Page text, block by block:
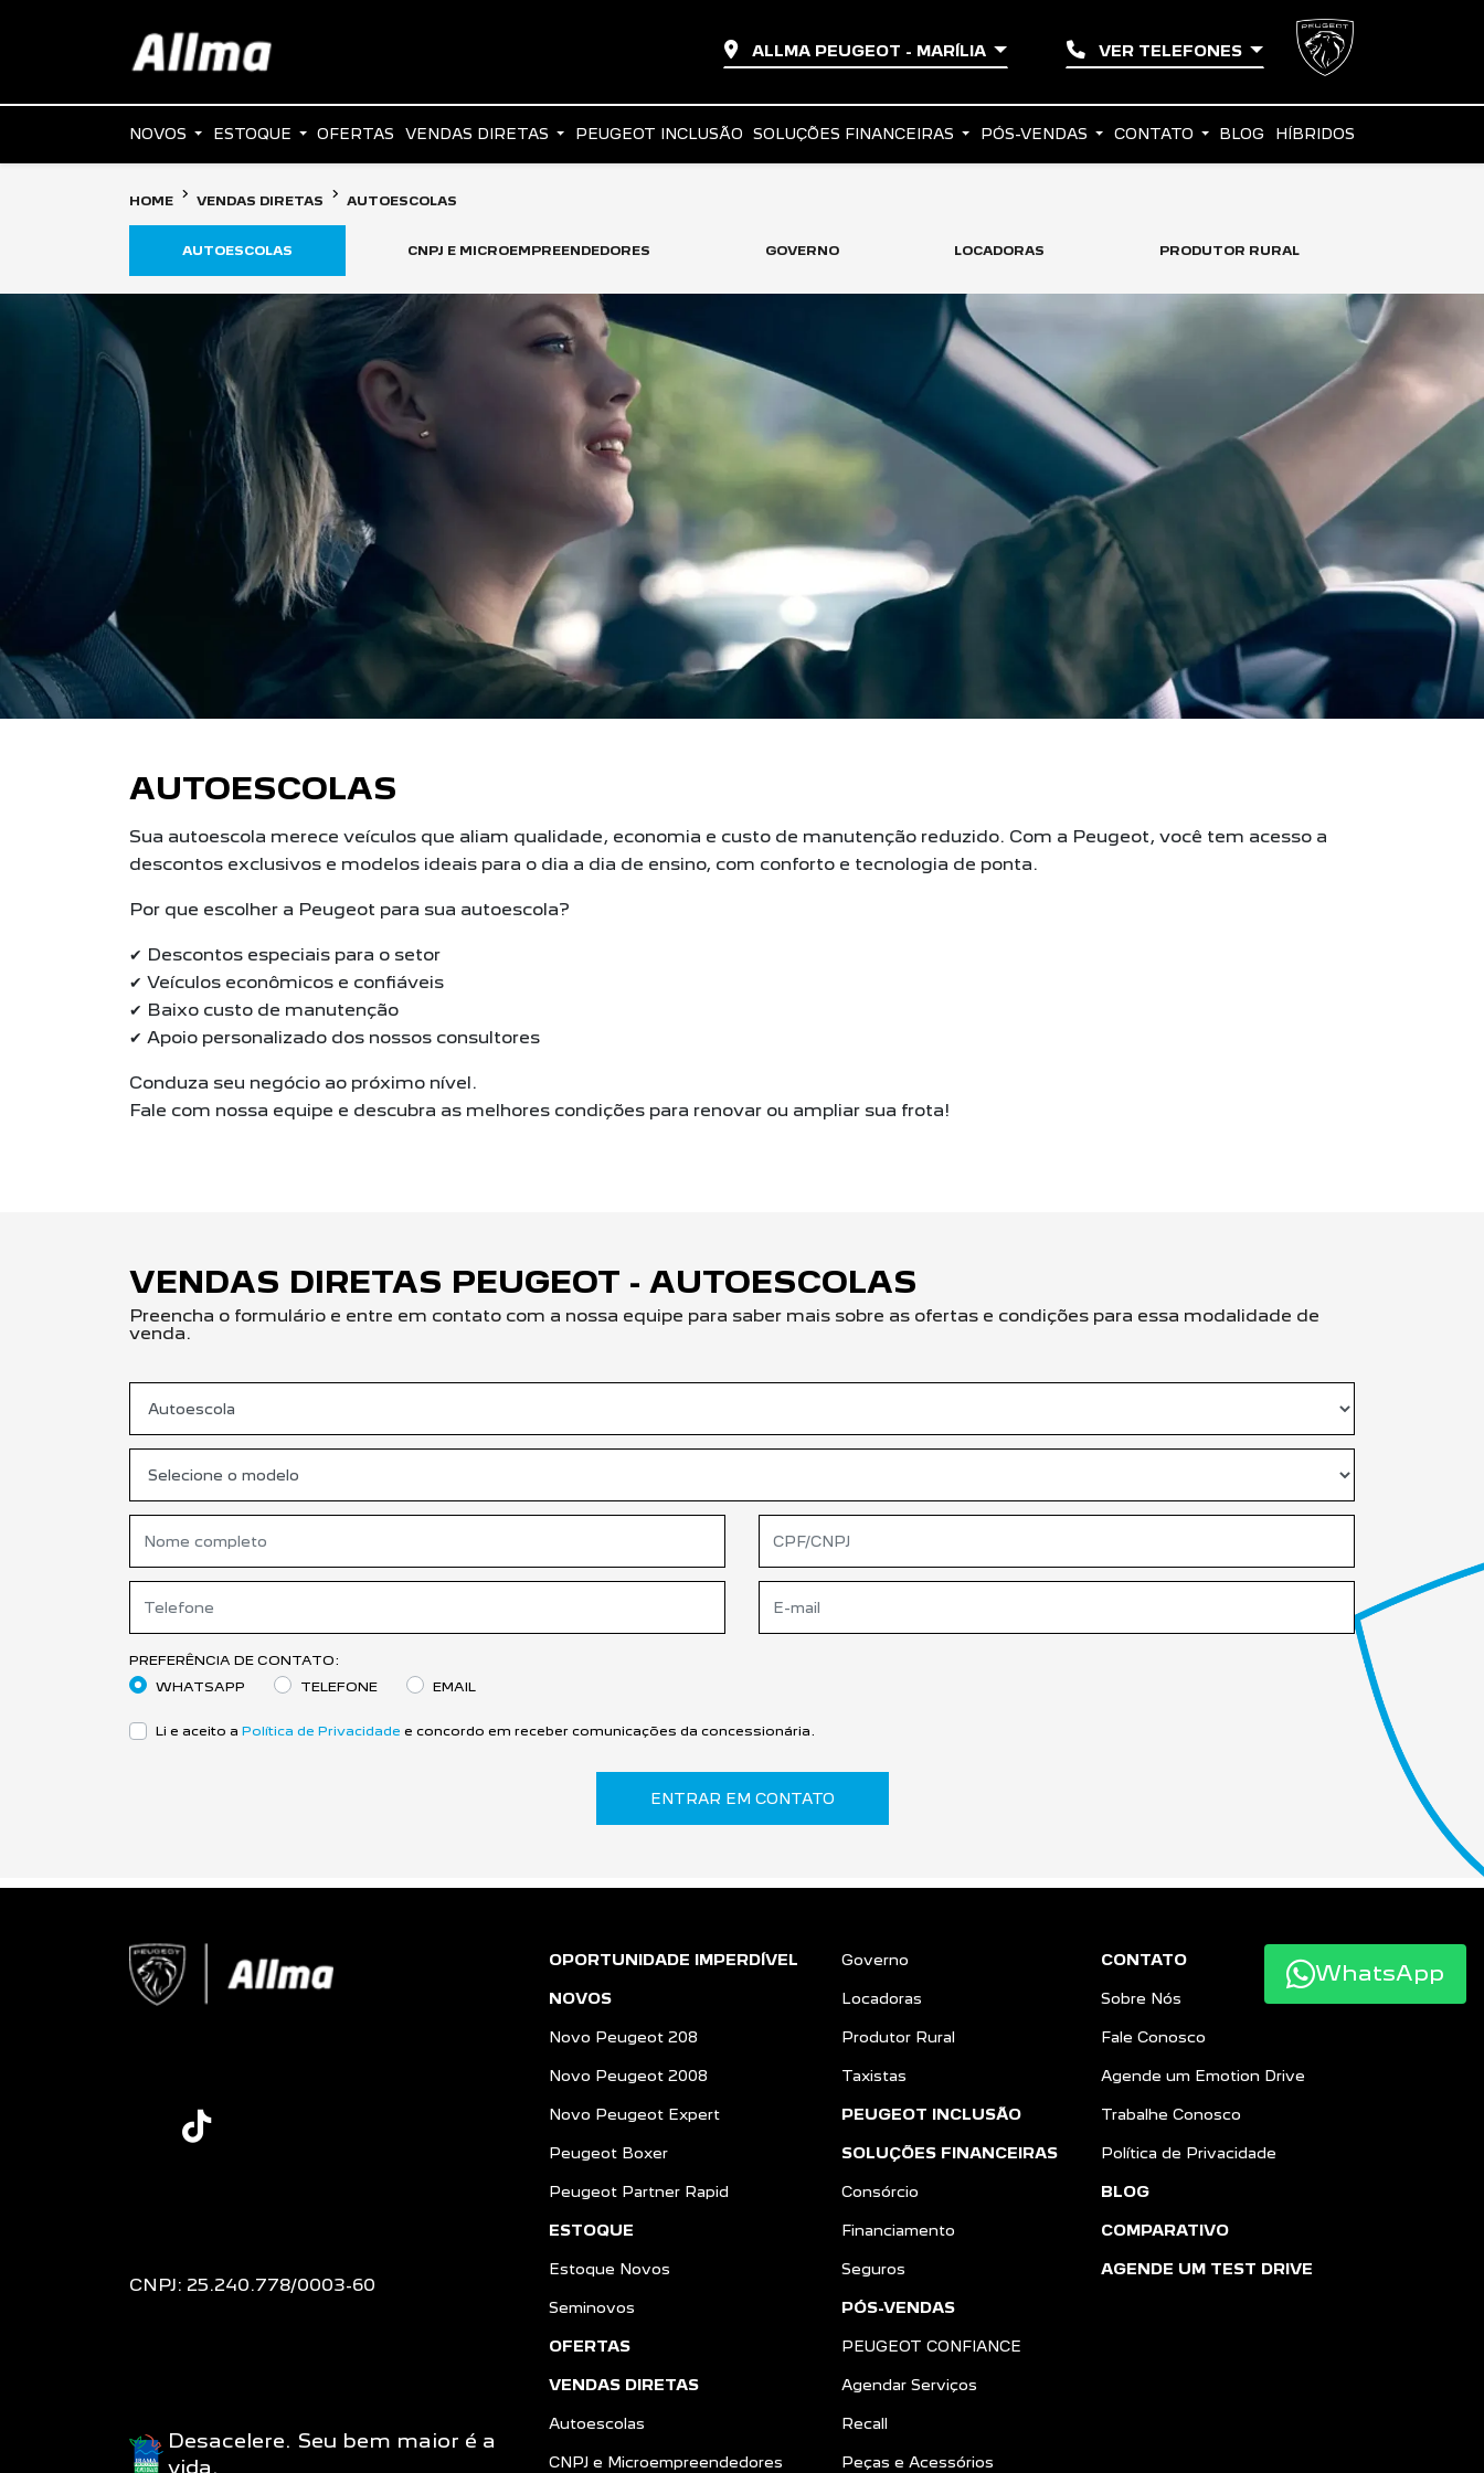
ALLMA PEUGEOT - MARÍLIA VER TELEFONES
NOVOS ESTOQUE OFERTAS VENDAS DIRETAS PEUGEOT INCLUSÃO SOLUÇÕES FINANCEIRAS PÓS-VENDAS CONTATO BLOG HÍBRIDOS
HOME VENDAS DIRETAS AUTOESCOLAS
AUTOESCOLAS CNPJ E MICROEMPREENDEDORES GOVERNO LOCADORAS PRODUTOR RURAL
AUTOESCOLAS
Sua autoescola merece veículos que aliam qualidade, economia e custo de manutenção reduzido. Com a Peugeot, você tem acesso a
descontos exclusivos e modelos ideais para o dia a dia de ensino, com conforto e tecnologia de ponta.
Por que escolher a Peugeot para sua autoescola?
✔ Descontos especiais para o setor
✔ Veículos econômicos e confiáveis
✔ Baixo custo de manutenção
✔ Apoio personalizado dos nossos consultores
Conduza seu negócio ao próximo nível.
Fale com nossa equipe e descubra as melhores condições para renovar ou ampliar sua frota!
VENDAS DIRETAS PEUGEOT - AUTOESCOLAS
Preencha o formulário e entre em contato com a nossa equipe para saber mais sobre as ofertas e condições para essa modalidade de
venda.
PREFERÊNCIA DE CONTATO:
WHATSAPP
TELEFONE EMAIL
Li e aceito a Política de Privacidade e concordo em receber comunicações da concessionária.
ENTRAR EM CONTATO
CNPJ: 25.240.778/0003-60
Desacelere. Seu bem maior é a
vida.
OPORTUNIDADE IMPERDÍVEL
NOVOS
Novo Peugeot 208
Novo Peugeot 2008
Novo Peugeot Expert
Peugeot Boxer
Peugeot Partner Rapid
ESTOQUE
Estoque Novos
Seminovos
OFERTAS
VENDAS DIRETAS
Autoescolas
CNPJ e Microempreendedores
Governo
Locadoras
Produtor Rural
Taxistas
PEUGEOT INCLUSÃO
SOLUÇÕES FINANCEIRAS
Consórcio
Financiamento
Seguros
PÓS-VENDAS
PEUGEOT CONFIANCE
Agendar Serviços
Recall
Peças e Acessórios
CONTATO
Sobre Nós
Fale Conosco
Agende um Emotion Drive
Trabalhe Conosco
Política de Privacidade
BLOG
COMPARATIVO
AGENDE UM TEST DRIVE
WhatsApp